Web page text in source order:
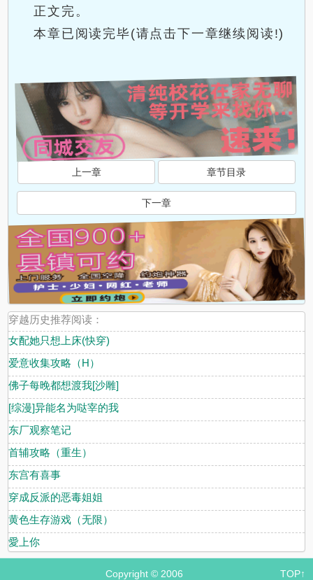
正文完。
本章已阅读完毕(请点击下一章继续阅读!)
上一章 章节目录
下一章
穿越历史推荐阅读：
女配她只想上床(快穿)
爱意收集攻略（H）
佛子每晚都想渡我[沙雕]
[综漫]异能名为哒宰的我
东厂观察笔记
首辅攻略（重生）
东宫有喜事
穿成反派的恶毒姐姐
黄色生存游戏（无限）
愛上你
Copyright © 2006 TOP↑